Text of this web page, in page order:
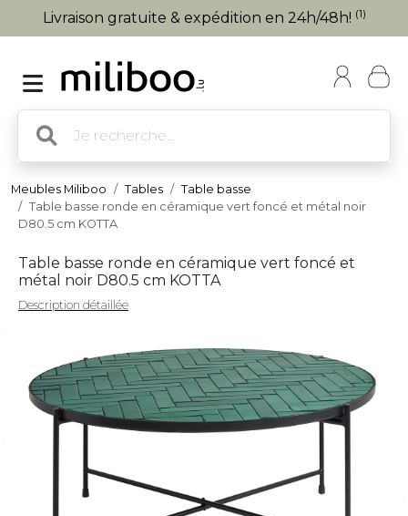
Livraison gratuite & expédition en 24h/48h! (1)
Meubles Miliboo Tables
Table basse
Table basse ronde en céramique vert foncé et métal noir
D80.5 cm KOTTA
Table basse ronde en céramique vert foncé et
métal noir D80.5 cm KOTTA
Description détaillée